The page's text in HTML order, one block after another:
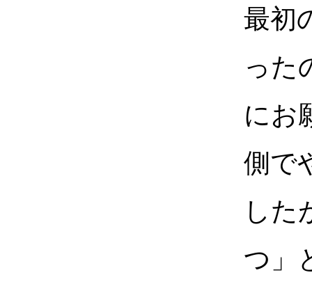
最初
った
にお
側で
した
つ」